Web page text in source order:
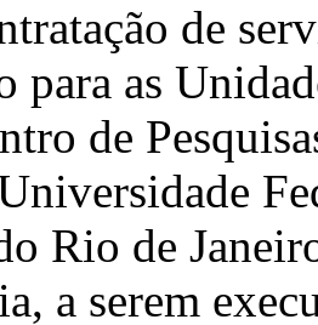
de
para as
de
Rio de
a serem